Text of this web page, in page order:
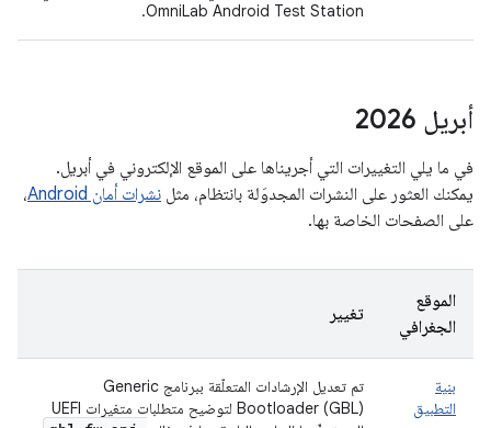
OmniLab Android Test Station.
أبريل 2026
في ما يلي التغييرات التي أجريناها على الموقع الإلكتروني في أبريل.
يمكنك العثور على النشرات المجدوَلة بانتظام، مثل نشرات أمان Android
،
على الصفحات الخاصة بها.
الموقع
الجغرافي
تغيير
بنية
التطبيق
تم تعديل الإرشادات المتعلّقة ببرنامج Generic
Bootloader (GBL) لتوضيح متطلبات متغيرات UEFI